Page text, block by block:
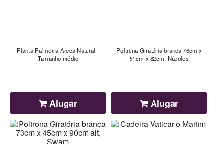
Planta Palmeira Areca Natural -
Tamanho médio
Alugar
Poltrona Giratória branca 76cm x
51cm x 82cm, Nápoles
Alugar